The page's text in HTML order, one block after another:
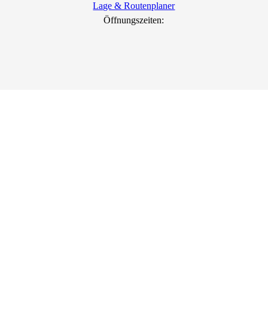
Lage & Routenplaner
Öffnungszeiten: